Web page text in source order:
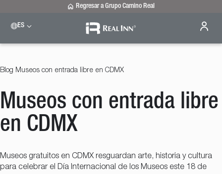
Regresar a Grupo Camino Real
ES Please select a destination
Estado de México
Nuevo Laredo
Real Inn Nuevo Laredo
San Luis Potosí
Real Inn San Luis Potosí
Blog Museos con entrada libre en CDMX
Museos con entrada libre
en CDMX
Museos gratuitos en CDMX resguardan arte, historia y cultura
para celebrar el Día Internacional de los Museos este 18 de